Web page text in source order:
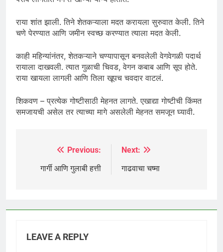
राया शांत झाली. तिने शेतकऱ्याला मदत करायला सुरुवात केली. तिने
चणे पेरण्यात आणि जमीन स्वच्छ करण्यात त्याला मदत केली.
काही महिन्यांनंतर, शेतकऱ्याने चण्यापासून बनवलेली वेगवेगळी पदार्थ
रायाला दाखवली. त्यात गुळाची चिवड, वेगन कबाब आणि सूप होते.
राया खायला लागली आणि तिला खूपच चवदार वाटलं.
शिकवण – प्रत्येक गोष्टीसाठी मेहनत लागते. एखाद्या गोष्टीची किंमत
समजायची असेल तर त्याच्या मागे असलेली मेहनत समजून घ्यावी.
navigation
Previous:
गार्गी आणि गुलाबी हत्ती
Next:
गाढवाचा चष्मा
LEAVE A REPLY